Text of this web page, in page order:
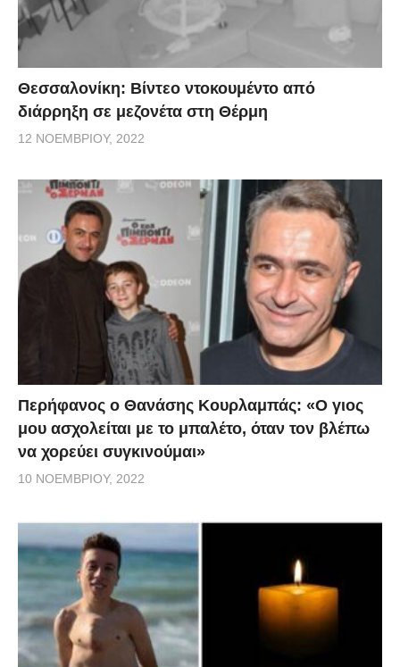
Θεσσαλονίκη: Βίντεο ντοκουμέντο από
διάρρηξη σε μεζονέτα στη Θέρμη
12 ΝΟΕΜΒΡΊΟΥ, 2022
Περήφανος ο Θανάσης Κουρλαμπάς: «Ο γιος
μου ασχολείται με το μπαλέτο, όταν τον βλέπω
να χορεύει συγκινούμαι»
10 ΝΟΕΜΒΡΊΟΥ, 2022